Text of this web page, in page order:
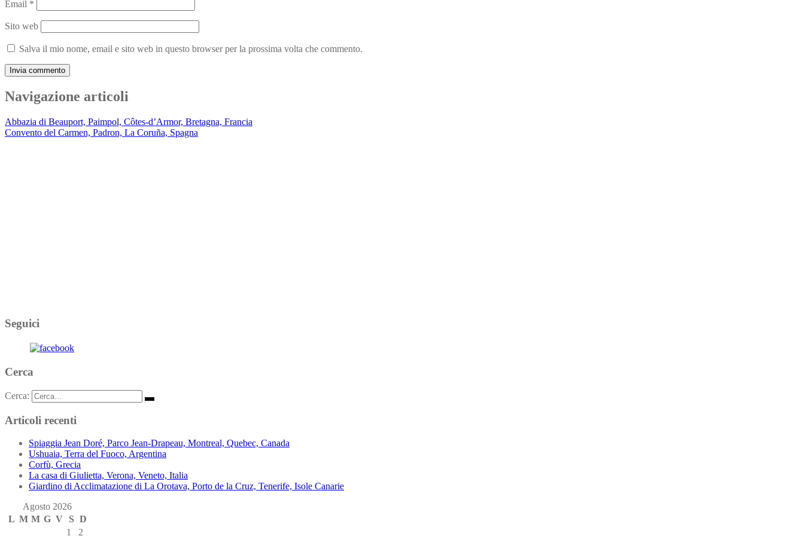
Email *
Sito web
Salva il mio nome, email e sito web in questo browser per la prossima volta che commento.
Navigazione articoli
Abbazia di Beauport, Paimpol, Côtes-d’Armor, Bretagna, Francia
Convento del Carmen, Padron, La Coruña, Spagna
Seguici
Cerca
Cerca:
Articoli recenti
Spiaggia Jean Doré, Parco Jean-Drapeau, Montreal, Quebec, Canada
Ushuaia, Terra del Fuoco, Argentina
Corfù, Grecia
La casa di Giulietta, Verona, Veneto, Italia
Giardino di Acclimatazione di La Orotava, Porto de la Cruz, Tenerife, Isole Canarie
Agosto 2026
L M M G V S D
1
2